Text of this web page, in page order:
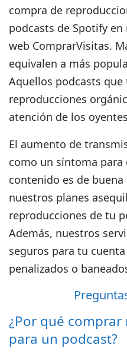
compra de
podcasts de Spotify en
web ComprarVisitas.
equivalen a más
Aquellos podcasts que
reproducciones
atención de los
El aumento de
como un síntoma
contenido es de
nuestros planes
reproducciones de tu
Además, nuestros
seguros para tu
penalizados o
¿Por qué
para un podcast?